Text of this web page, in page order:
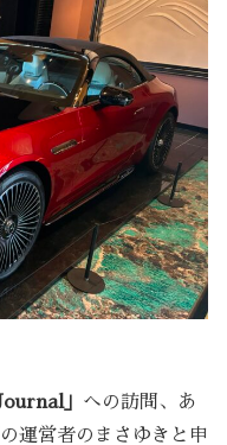
」 への訪問、あ
運営者のまさゆきと申